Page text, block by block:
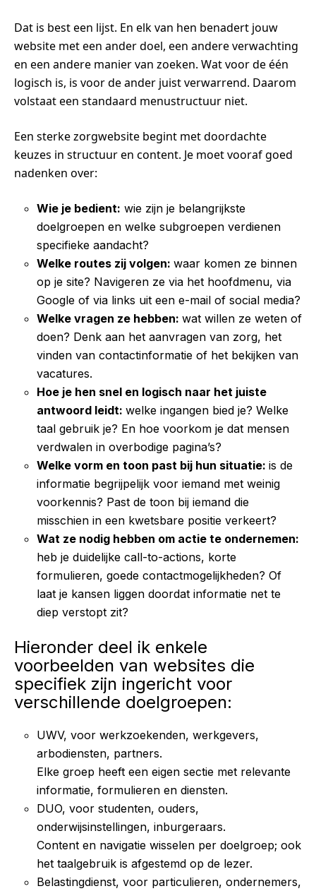
Dat is best een lijst. En elk van hen benadert jouw
website met een ander doel, een andere verwachting
en een andere manier van zoeken. Wat voor de één
logisch is, is voor de ander juist verwarrend. Daarom
volstaat een standaard menustructuur niet.
Een sterke zorgwebsite begint met doordachte
keuzes in structuur en content. Je moet vooraf goed
nadenken over:
Wie je bedient: wie zijn je belangrijkste
doelgroepen en welke subgroepen verdienen
specifieke aandacht?
Welke routes zij volgen: waar komen ze binnen
op je site? Navigeren ze via het hoofdmenu, via
Google of via links uit een e-mail of social media?
Welke vragen ze hebben: wat willen ze weten of
doen? Denk aan het aanvragen van zorg, het
vinden van contactinformatie of het bekijken van
vacatures.
Hoe je hen snel en logisch naar het juiste
antwoord leidt: welke ingangen bied je? Welke
taal gebruik je? En hoe voorkom je dat mensen
verdwalen in overbodige pagina’s?
Welke vorm en toon past bij hun situatie: is de
informatie begrijpelijk voor iemand met weinig
voorkennis? Past de toon bij iemand die
misschien in een kwetsbare positie verkeert?
Wat ze nodig hebben om actie te ondernemen:
heb je duidelijke call-to-actions, korte
formulieren, goede contactmogelijkheden? Of
laat je kansen liggen doordat informatie net te
diep verstopt zit?
Hieronder deel ik enkele
voorbeelden van websites die
specifiek zijn ingericht voor
verschillende doelgroepen:
UWV, voor werkzoekenden, werkgevers,
arbodiensten, partners.
Elke groep heeft een eigen sectie met relevante
informatie, formulieren en diensten.
DUO, voor studenten, ouders,
onderwijsinstellingen, inburgeraars.
Content en navigatie wisselen per doelgroep; ook
het taalgebruik is afgestemd op de lezer.
Belastingdienst, voor particulieren, ondernemers,